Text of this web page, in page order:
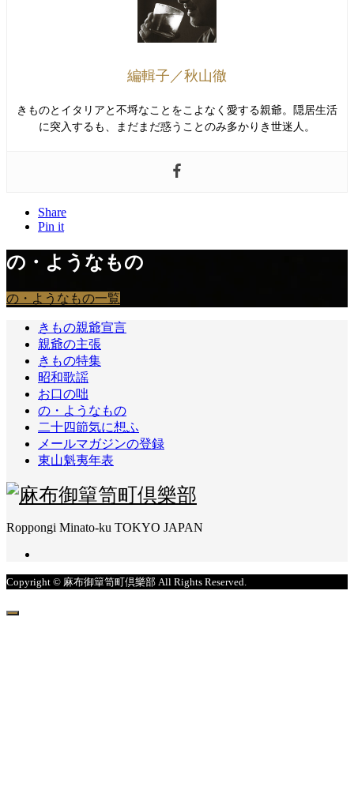
編輯子／秋山徹
きものとイタリアと不埒なことをこよなく愛する親爺。隠居生活
に突入するも、まだまだ惑うことのみ多かりき世迷人。
Share
Pin it
の・ようなもの
の・ようなもの一覧
きもの親爺宣言
親爺の主張
きもの特集
昭和歌謡
お口の咄
の・ようなもの
二十四節気に想ふ
メールマガジンの登録
東山魁夷年表
Roppongi Minato-ku TOKYO JAPAN
Copyright © 麻布御簞笥町倶樂部 All Rights Reserved.